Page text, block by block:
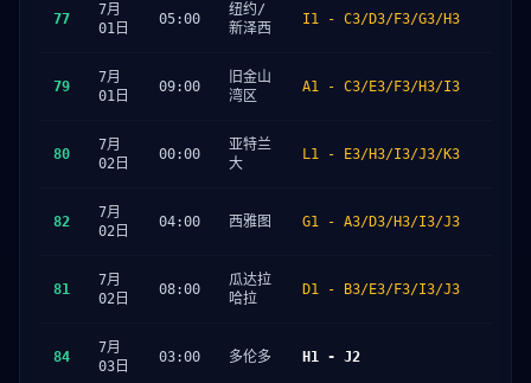
77
7月
01日
05:00
纽约/
新泽西
I1 - C3/D3/F3/G3/H3
79
7月
01日
09:00
旧金山
湾区
A1 - C3/E3/F3/H3/I3
80
7月
02日
00:00
亚特兰
大
L1 - E3/H3/I3/J3/K3
82
7月
02日
04:00 西雅图 G1 - A3/D3/H3/I3/J3
81
7月
02日
08:00
瓜达拉
哈拉
D1 - B3/E3/F3/I3/J3
84
7月
03日
03:00 多伦多 H1 - J2